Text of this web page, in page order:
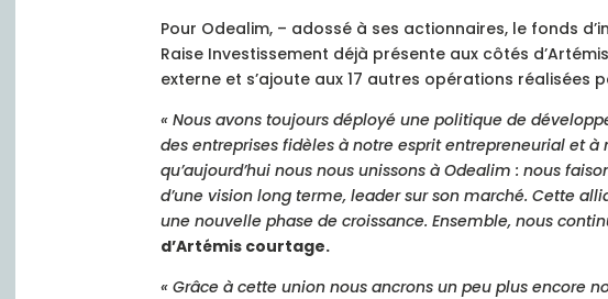
Pour Odealim, – adossé à ses actionnaires, le fonds
Raise Investissement déjà présente aux côtés
externe et s’ajoute aux 17 autres opérations réalisées
« Nous avons toujours déployé une politique de
des entreprises fidèles à notre esprit entrepreneurial et
qu’aujourd’hui nous nous unissons à Odealim : nous
d’une vision long terme, leader sur son marché. Cette
une nouvelle phase de croissance. Ensemble, nous
d’Artémis courtage.
« Grâce à cette union nous ancrons un peu plus encore